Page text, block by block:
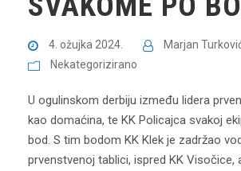
4. ožujka 2024.
Marjan
Nekategorizirano
U ogulinskom derbiju između lidera
kao domaćina, te KK Policajca svakoj
bod. S tim bodom KK Klek je zadržao
prvenstvenoj tablici, ispred KK Visočice,